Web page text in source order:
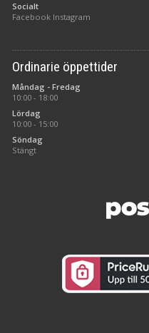
Socialt
Facebook Instagram
Ordinarie öppettider
Måndag - Fredag
10:00 - 18:00
Lördag
10:00 - 15:00
Söndag
Stängt